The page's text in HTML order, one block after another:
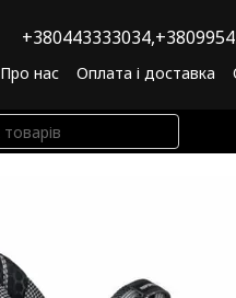
+380443333034,
Про нас Оплата і доставка